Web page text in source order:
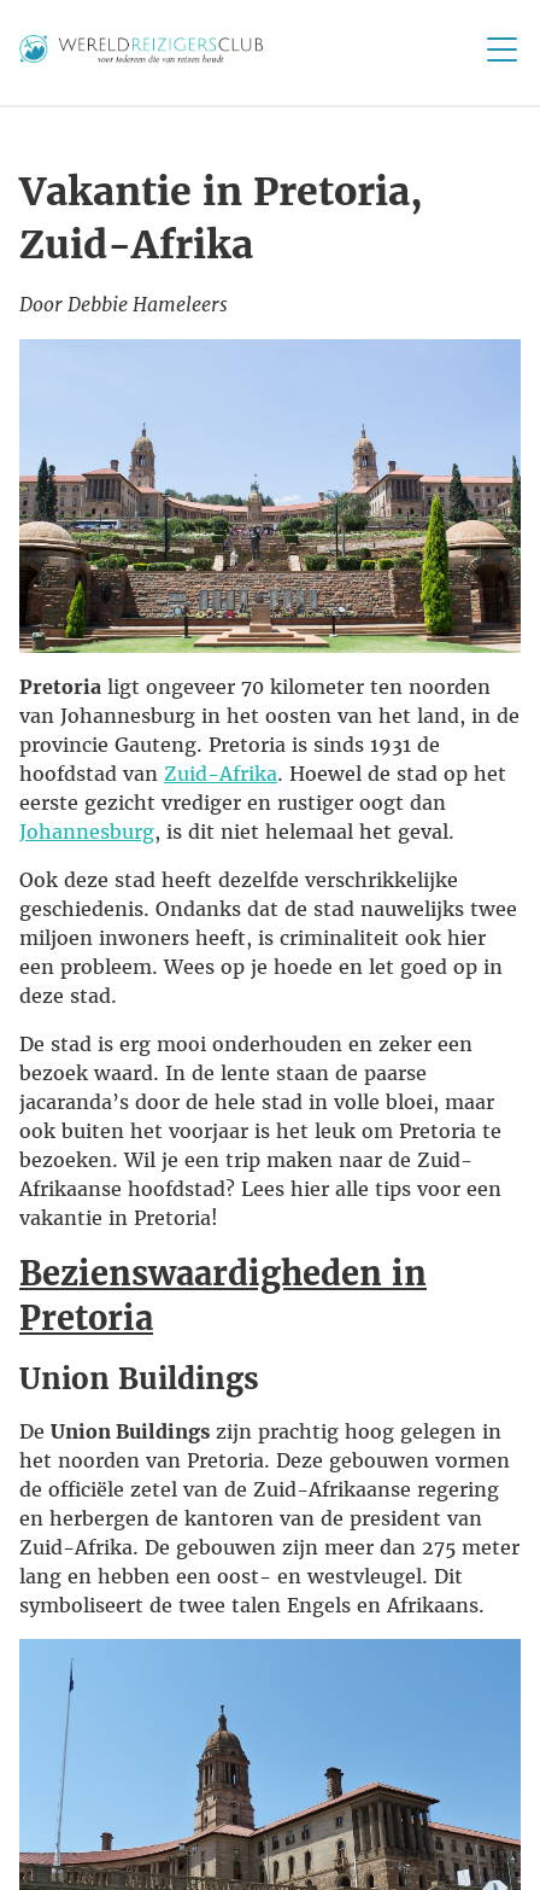
Vakantie in Pretoria,
Zuid-Afrika
Door Debbie Hameleers
Pretoria ligt ongeveer 70 kilometer ten noorden
van Johannesburg in het oosten van het land, in de
provincie Gauteng. Pretoria is sinds 1931 de
hoofdstad van Zuid-Afrika. Hoewel de stad op het
eerste gezicht vrediger en rustiger oogt dan
Johannesburg, is dit niet helemaal het geval.
Ook deze stad heeft dezelfde verschrikkelijke
geschiedenis. Ondanks dat de stad nauwelijks twee
miljoen inwoners heeft, is criminaliteit ook hier
een probleem. Wees op je hoede en let goed op in
deze stad.
De stad is erg mooi onderhouden en zeker een
bezoek waard. In de lente staan de paarse
jacaranda’s door de hele stad in volle bloei, maar
ook buiten het voorjaar is het leuk om Pretoria te
bezoeken. Wil je een trip maken naar de Zuid-
Afrikaanse hoofdstad? Lees hier alle tips voor een
vakantie in Pretoria!
Bezienswaardigheden in
Pretoria
Union Buildings
De Union Buildings zijn prachtig hoog gelegen in
het noorden van Pretoria. Deze gebouwen vormen
de officiële zetel van de Zuid-Afrikaanse regering
en herbergen de kantoren van de president van
Zuid-Afrika. De gebouwen zijn meer dan 275 meter
lang en hebben een oost- en westvleugel. Dit
symboliseert de twee talen Engels en Afrikaans.